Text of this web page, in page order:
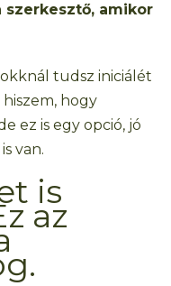
szerkesztő, amikor
tudsz iniciálét
hiszem, hogy
ez is egy opció, jó
van.
is
az